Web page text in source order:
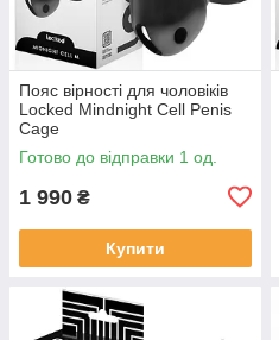
Пояс вірності для чоловіків
Locked Mindnight Cell Penis
Cage
Готово до відправки 1 од.
1 990 ₴
Купити